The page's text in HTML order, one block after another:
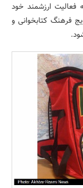
بانک، بیمه و سرمایه
مسکن و ساختمان
فعالیت ارزشمند خود
فرهنگ کتابخوانی و